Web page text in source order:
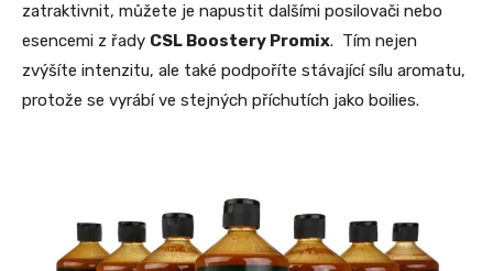
zatraktivnit, můžete je napustit dalšími posilovači nebo
esencemi z řady CSL Boostery Promix. Tím nejen
zvýšíte intenzitu, ale také podpoříte stávající sílu aromatu,
protože se vyrábí ve stejných příchutích jako boilies.